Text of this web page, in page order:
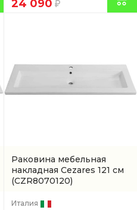
24 090
Раковина мебельная
накладная Cezares 121 см
(CZR8070120)
Италия